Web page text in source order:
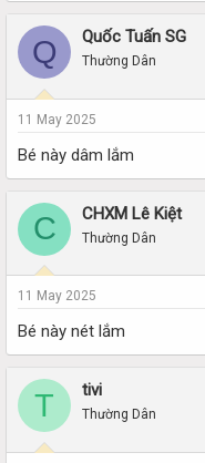
Q Quốc Tuấn SG
Thường Dân
11 May 2025
Bé này dâm lắm
C CHXM Lê Kiệt
Thường Dân
11 May 2025
Bé này nét lắm
T tivi
Thường Dân